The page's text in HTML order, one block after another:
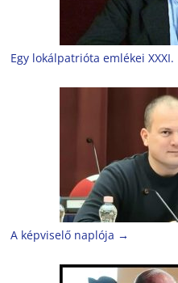
Egy lokálpatrióta emlékei XXXI.
A képviselő naplója →